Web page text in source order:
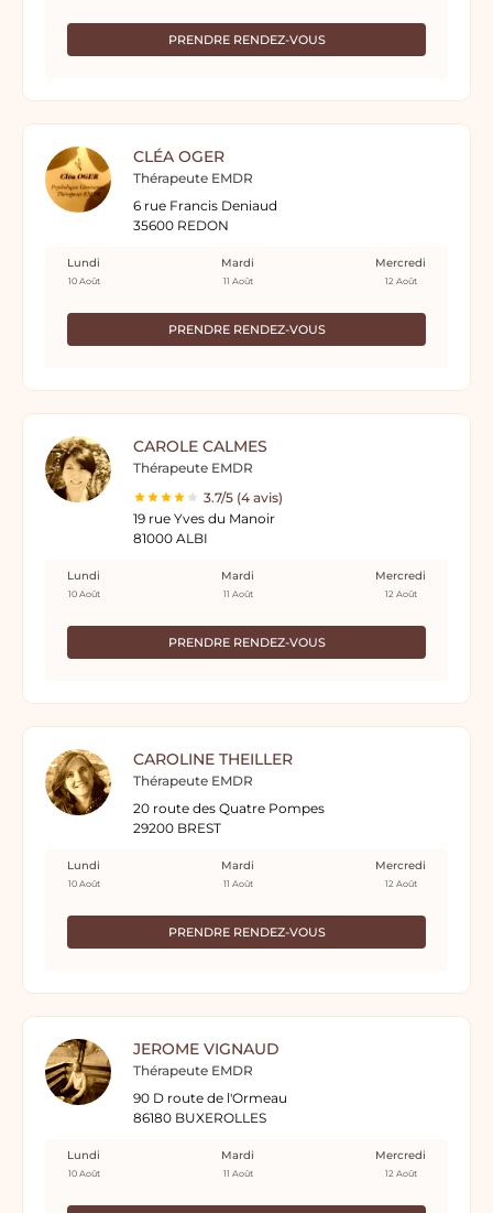
PRENDRE RENDEZ-VOUS
CLÉA OGER
Thérapeute EMDR
6 rue Francis Deniaud
35600 REDON
PRENDRE RENDEZ-VOUS
Lundi
10 Août
Mardi
11 Août
Mercredi
12 Août
CAROLE CALMES
Thérapeute EMDR
3.7/5 (4 avis)
19 rue Yves du Manoir
81000 ALBI
PRENDRE RENDEZ-VOUS
Lundi
10 Août
Mardi
11 Août
Mercredi
12 Août
CAROLINE THEILLER
Thérapeute EMDR
20 route des Quatre Pompes
29200 BREST
PRENDRE RENDEZ-VOUS
Lundi
10 Août
Mardi
11 Août
Mercredi
12 Août
JEROME VIGNAUD
Thérapeute EMDR
90 D route de l'Ormeau
86180 BUXEROLLES
Lundi
10 Août
Mardi
11 Août
Mercredi
12 Août